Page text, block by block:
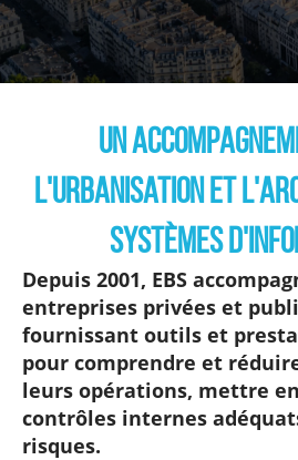
Un
l'urbanisation et
systèmes
Depuis 2001, EBS
entreprises privées et
fournissant outils et
pour comprendre et
leurs opérations, mettre
contrôles internes
risques.